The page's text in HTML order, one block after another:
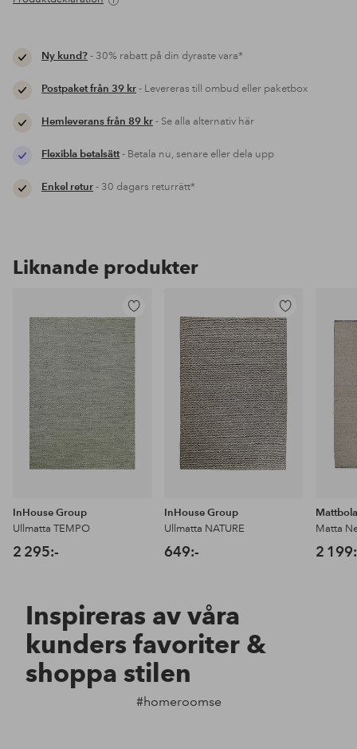
Ny kund?- 30% rabatt på din dyraste vara*
Postpaket från 39 kr- Levereras till ombud eller paketbox
Hemleverans från 89 kr- Se alla alternativ här
Flexibla betalsätt- Betala nu, senare eller dela upp
Enkel retur- 30 dagars returrätt*
Liknande produkter
Lägg
till
i
favoriter
InHouse Group
Ullmatta TEMPO
2 295:-
Lägg
till
i
favoriter
InHouse Group
Ullmatta NATURE
649:-
Matta
2
Inspireras av våra
kunders favoriter &
shoppa stilen
#homeroomse